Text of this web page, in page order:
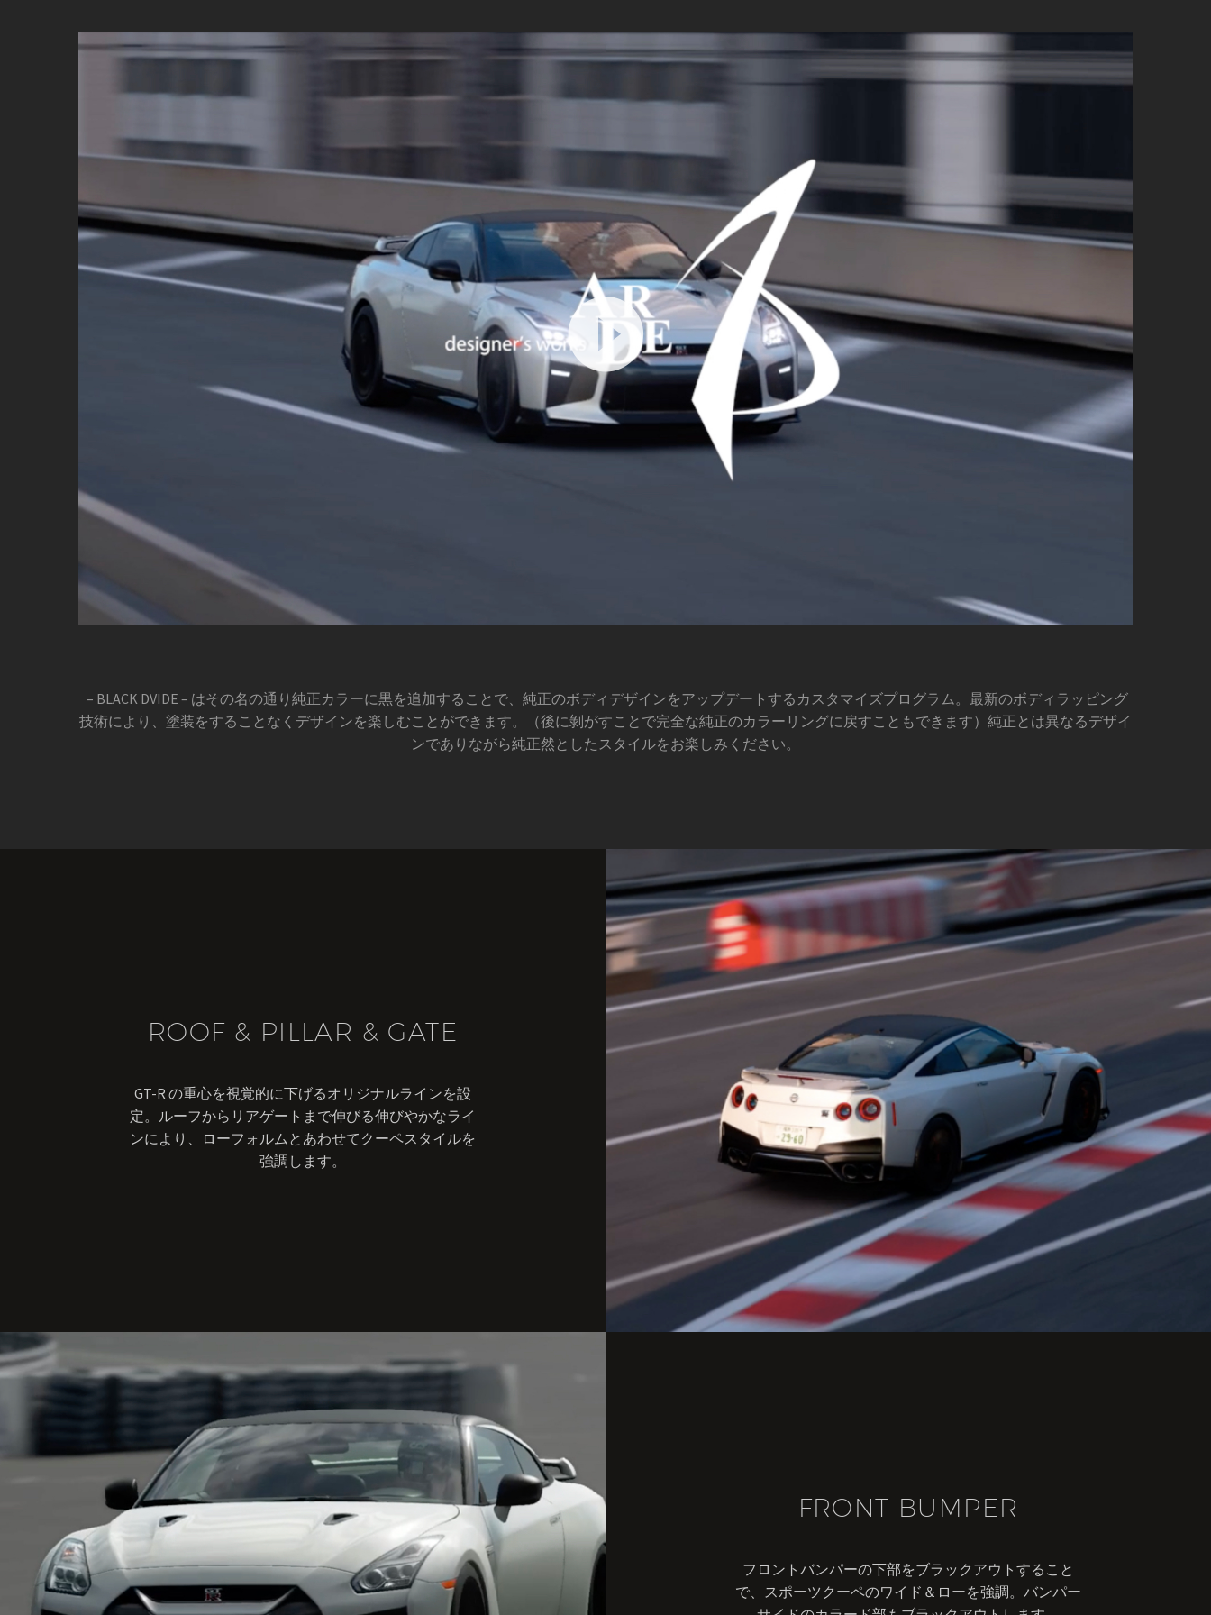
レ
ー
– BLACK DVIDE – はその名の通り純正カラーに黒を追加することで、純正のボディデザインをアップデートするカスタマイズプログラム。最新のボディラッピング
技術により、塗装をすることなくデザインを楽しむことができます。（後に剝がすことで完全な純正のカラーリングに戻すこともできます）純正とは異なるデザイ
ンでありながら純正然としたスタイルをお楽しみください。
ROOF & PILLAR & GATE
GT-R の重心を視覚的に下げるオリジナルラインを設
定。ルーフからリアゲートまで伸びる伸びやかなライ
ンにより、ローフォルムとあわせてクーペスタイルを
強調します。
FRONT BUMPER
フロントバンパーの下部をブラックアウトすること
で、スポーツクーペのワイド＆ローを強調。バンパー